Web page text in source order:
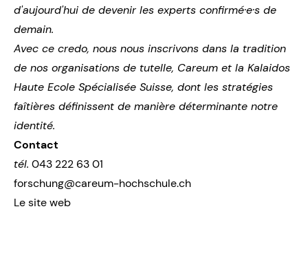
d'aujourd'hui de devenir les experts confirmé·e·s de
demain.
Avec ce credo, nous nous inscrivons dans la tradition
de nos organisations de tutelle, Careum et la Kalaidos
Haute Ecole Spécialisée Suisse, dont les stratégies
faîtières définissent de manière déterminante notre
identité.
Contact
tél. 043 222 63 01
forschung@careum-hochschule.ch
Le site web